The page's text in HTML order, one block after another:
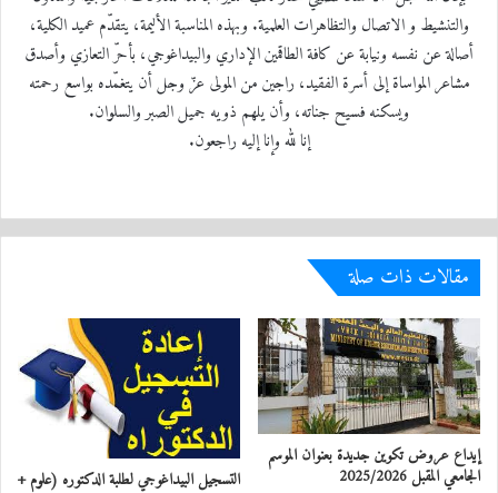
والتنشيط و الاتصال والتظاهرات العلمية. وبهذه المناسبة الأليمة، يتقدّم عميد الكلية،
أصالة عن نفسه ونيابة عن كافة الطاقمين الإداري والبيداغوجي، بأحرّ التعازي وأصدق
مشاعر المواساة إلى أسرة الفقيد، راجين من المولى عزّ وجل أن يتغمّده بواسع رحمته
ويسكنه فسيح جناته، وأن يلهم ذويه جميل الصبر والسلوان.
إنا لله وإنا إليه راجعون.
مقالات ذات صلة
إيداع عروض تكوين جديدة بعنوان الموسم
الجامعي المقبل 2025/2026 التسجيل البيداغوجي لطلبة الدكتوره (علوم +